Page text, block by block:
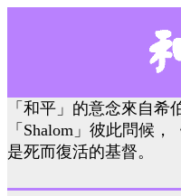
「和平」的意念來自
「Shalom」彼此問候
是死而復活的基督。